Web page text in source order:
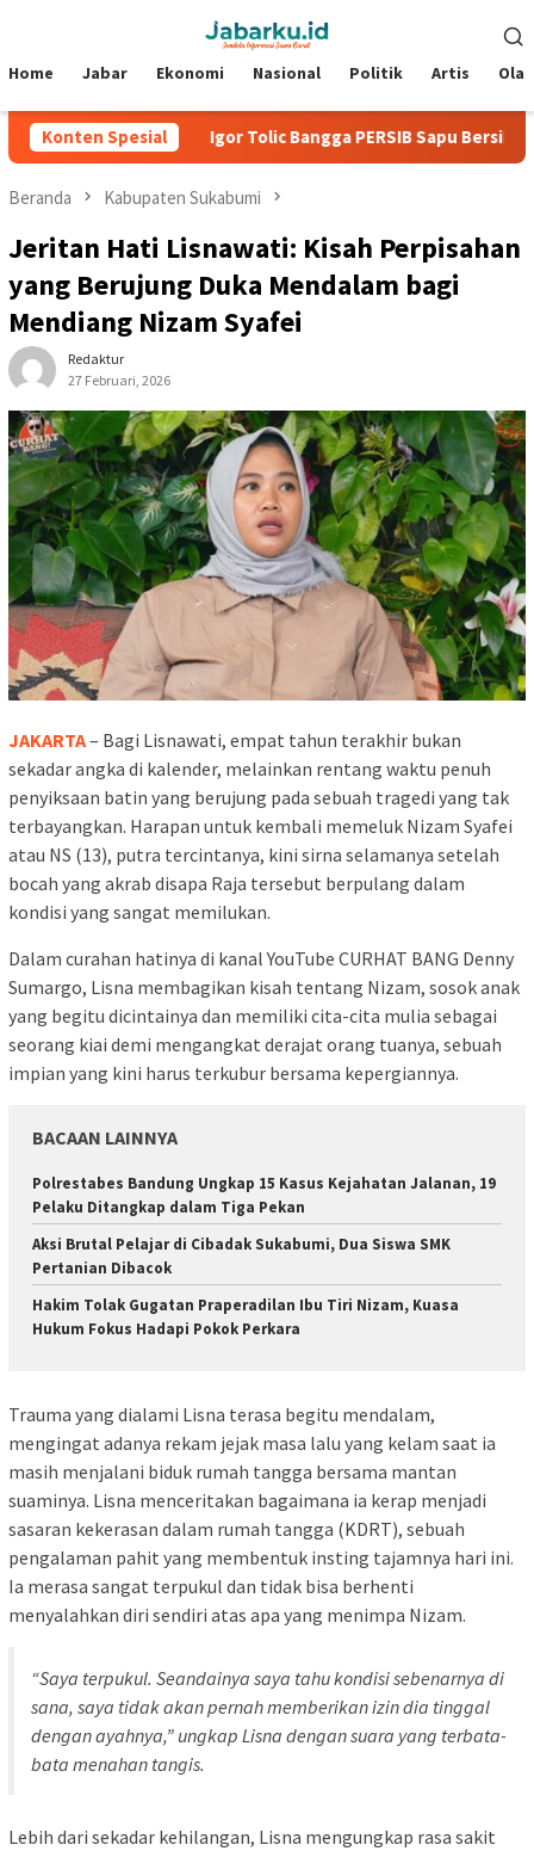
Mobile
Home Jabar Ekonomi Nasional Politik Artis
Konten Spesial
2026 Igor Tolic Bangga PERSIB Sapu Bersih Grup A
Beranda Kabupaten Sukabumi
Jeritan Hati Lisnawati: Kisah Perpisahan
yang Berujung Duka Mendalam bagi
Mendiang Nizam Syafei
Redaktur
27 Februari, 2026
JAKARTA– Bagi Lisnawati, empat tahun terakhir bukan
sekadar angka di kalender, melainkan rentang waktu penuh
penyiksaan batin yang berujung pada sebuah tragedi yang tak
terbayangkan. Harapan untuk kembali memeluk Nizam Syafei
atau NS (13), putra tercintanya, kini sirna selamanya setelah
bocah yang akrab disapa Raja tersebut berpulang dalam
kondisi yang sangat memilukan.
Dalam curahan hatinya di kanal YouTube CURHAT BANG Denny
Sumargo, Lisna membagikan kisah tentang Nizam, sosok anak
yang begitu dicintainya dan memiliki cita-cita mulia sebagai
seorang kiai demi mengangkat derajat orang tuanya, sebuah
impian yang kini harus terkubur bersama kepergiannya.
BACAAN LAINNYA
Polrestabes Bandung Ungkap 15 Kasus Kejahatan Jalanan, 19
Pelaku Ditangkap dalam Tiga Pekan
Aksi Brutal Pelajar di Cibadak Sukabumi, Dua Siswa SMK
Pertanian Dibacok
Hakim Tolak Gugatan Praperadilan Ibu Tiri Nizam, Kuasa
Hukum Fokus Hadapi Pokok Perkara
Trauma yang dialami Lisna terasa begitu mendalam,
mengingat adanya rekam jejak masa lalu yang kelam saat ia
masih menjalani biduk rumah tangga bersama mantan
suaminya. Lisna menceritakan bagaimana ia kerap menjadi
sasaran kekerasan dalam rumah tangga (KDRT), sebuah
pengalaman pahit yang membentuk insting tajamnya hari ini.
Ia merasa sangat terpukul dan tidak bisa berhenti
menyalahkan diri sendiri atas apa yang menimpa Nizam.
“Saya terpukul. Seandainya saya tahu kondisi sebenarnya di
sana, saya tidak akan pernah memberikan izin dia tinggal
dengan ayahnya,” ungkap Lisna dengan suara yang terbata-
bata menahan tangis.
Lebih dari sekadar kehilangan, Lisna mengungkap rasa sakit